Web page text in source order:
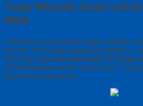
Toga Wisuda Anak
SMA
Tidak hanya perguruan tinggi, kegiatan
populer di berbagai jenjang pendidikan.
terhadap toga wisuda anak di
perkembangan positif setiap tahun Toga
digunakan pada acara: